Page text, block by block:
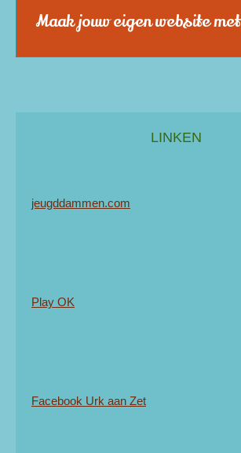
Maak jouw eigen website met
LINKEN
jeugddammen.com
Play OK
Facebook Urk aan Zet